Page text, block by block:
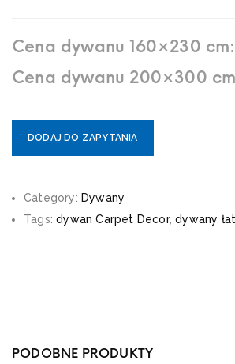
Cena dywanu 160×230 cm:
Cena dywanu 200×300
DODAJ DO ZAPYTANIA
Category: Dywany
Tags:dywan Carpet Decor,dywany
PODOBNE PRODUKTY